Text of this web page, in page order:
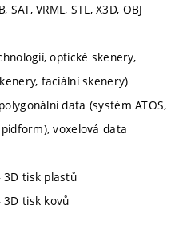
VRML, STL, X3D, OBJ
optické skenery,
faciální skenery)
data (systém ATOS,
voxelová data
3D tisk plastů
3D tisk kovů